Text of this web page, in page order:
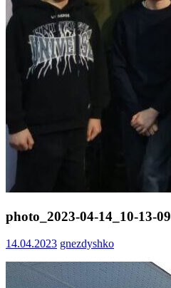
photo_2023-04-14_10-13-09
14.04.2023 gnezdyshko